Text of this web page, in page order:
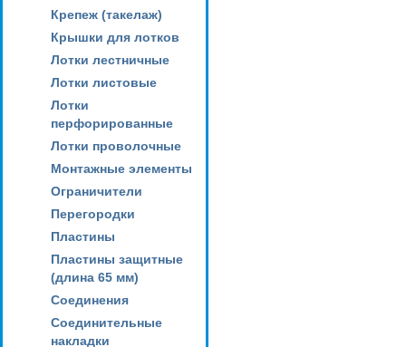
Крепеж (такелаж)
Крышки для лотков
Лотки лестничные
Лотки листовые
Лотки
перфорированные
Лотки проволочные
Монтажные элементы
Ограничители
Перегородки
Пластины
Пластины защитные
(длина 65 мм)
Соединения
Соединительные
накладки